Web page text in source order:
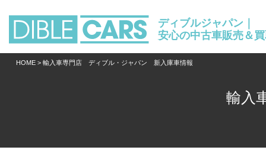
ディブルジャパン｜
安心の中古車販売＆
HOME > 輸入車専門店 ディブル・ジャパン 新入庫車情報
輸入